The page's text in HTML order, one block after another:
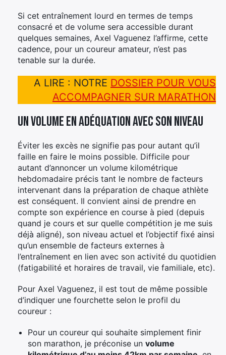
Si cet entraînement lourd en termes de temps
consacré et de volume sera accessible durant
quelques semaines, Axel Vaguenez l’affirme, cette
cadence, pour un coureur amateur, n’est pas
tenable sur la durée.
A LIRE : NOTRE DOSSIER POUR VOUS
ACCOMPAGNER SUR MARATHON
Un volume en adéquation avec son niveau
Éviter les excès ne signifie pas pour autant qu’il
faille en faire le moins possible. Difficile pour
autant d’annoncer un volume kilométrique
hebdomadaire précis tant le nombre de facteurs
intervenant dans la préparation de chaque athlète
est conséquent. Il convient ainsi de prendre en
compte son expérience en course à pied (depuis
quand je cours et sur quelle compétition je me suis
déjà aligné), son niveau actuel et l’objectif fixé ainsi
qu’un ensemble de facteurs externes à
l’entraînement en lien avec son activité du quotidien
(fatigabilité et horaires de travail, vie familiale, etc).
Pour Axel Vaguenez, il est tout de même possible
d’indiquer une fourchette selon le profil du
coureur :
Pour un coureur qui souhaite simplement finir
son marathon, je préconise un volume